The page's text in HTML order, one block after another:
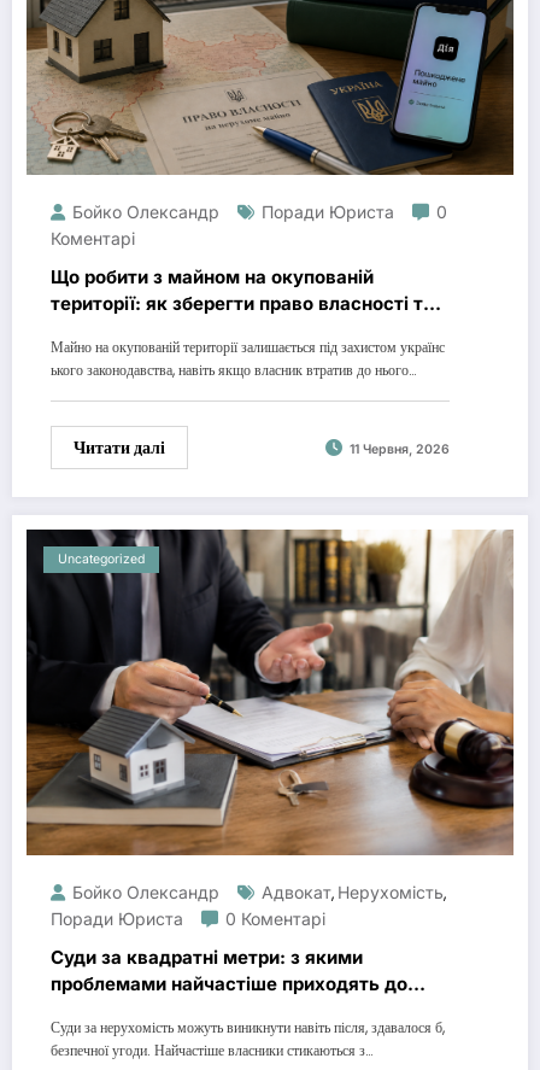
Бойко Олександр Поради Юриста
0
Коментарі
Що робити з майном на окупованій
території: як зберегти право власності та
Майно на окупованій території залишається під захистом українс
ького законодавства, навіть якщо власник втратив до нього…
Читати далі 11 Червня, 2026
Uncategorized
Бойко Олександр Адвокат, Нерухомість,
Поради Юриста
0 Коментарі
Суди за квадратні метри: з якими
проблемами найчастіше приходять до
Суди за нерухомість можуть виникнути навіть після, здавалося б,
безпечної угоди. Найчастіше власники стикаються з…